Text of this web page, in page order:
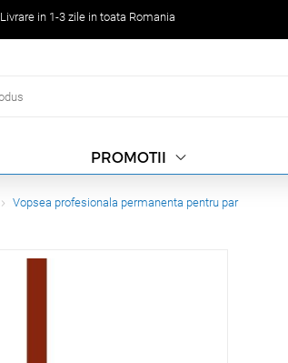
Livrare in 1-3 zile in toata Romania
PROMOTII
Vopsea profesionala permanenta pentru par